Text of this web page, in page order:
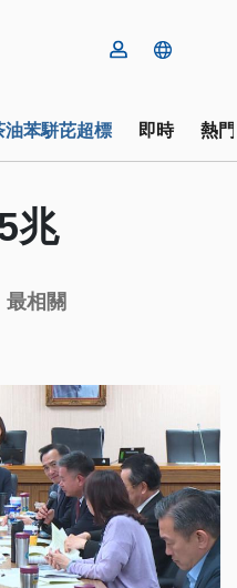
油苯駢芘超標 即時 熱
兆
最相關